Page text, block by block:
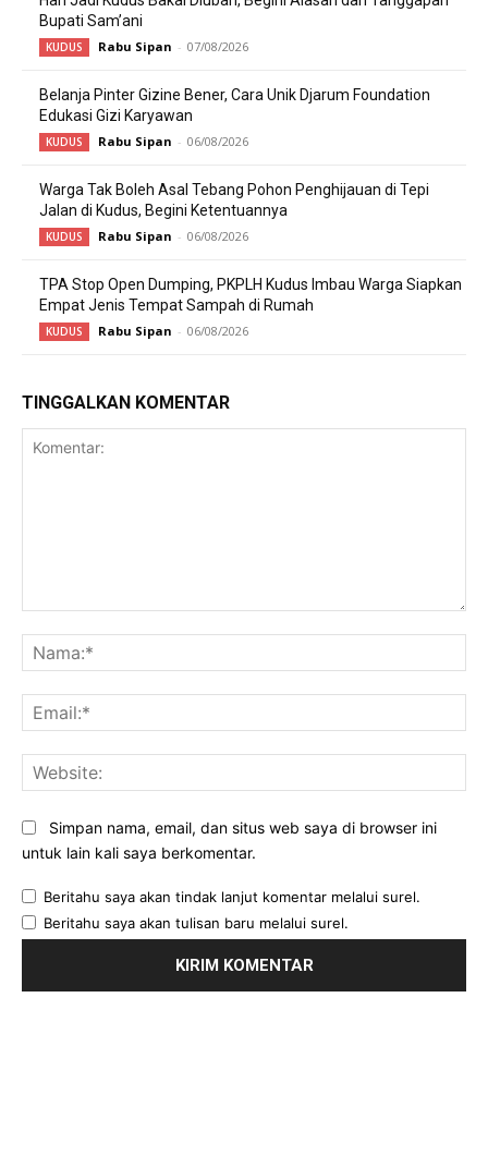
Bupati Sam’ani
KUDUS Rabu Sipan - 07/08/2026
Belanja Pinter Gizine Bener, Cara Unik Djarum Foundation
Edukasi Gizi Karyawan
KUDUS Rabu Sipan - 06/08/2026
Warga Tak Boleh Asal Tebang Pohon Penghijauan di Tepi
Jalan di Kudus, Begini Ketentuannya
KUDUS Rabu Sipan - 06/08/2026
TPA Stop Open Dumping, PKPLH Kudus Imbau Warga Siapkan
Empat Jenis Tempat Sampah di Rumah
KUDUS Rabu Sipan - 06/08/2026
TINGGALKAN KOMENTAR
Simpan nama, email, dan situs web saya di browser ini
untuk lain kali saya berkomentar.
Beritahu saya akan tindak lanjut komentar melalui surel.
Beritahu saya akan tulisan baru melalui surel.